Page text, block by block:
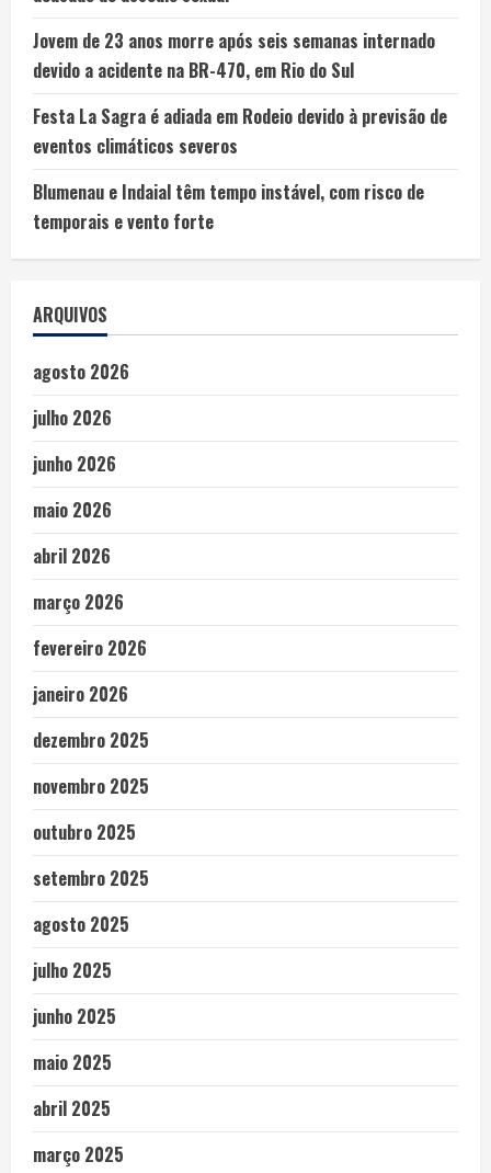
Jovem de 23 anos morre após seis semanas internado
devido a acidente na BR-470, em Rio do Sul
Festa La Sagra é adiada em Rodeio devido à previsão de
eventos climáticos severos
Blumenau e Indaial têm tempo instável, com risco de
temporais e vento forte
ARQUIVOS
agosto 2026
julho 2026
junho 2026
maio 2026
abril 2026
março 2026
fevereiro 2026
janeiro 2026
dezembro 2025
novembro 2025
outubro 2025
setembro 2025
agosto 2025
julho 2025
junho 2025
maio 2025
abril 2025
março 2025